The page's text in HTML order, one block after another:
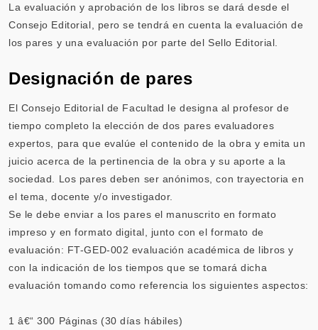
La evaluación y aprobación de los libros se dará desde el
Consejo Editorial, pero se tendrá en cuenta la evaluación de
los pares y una evaluación por parte del Sello Editorial.
Designación de pares
El Consejo Editorial de Facultad le designa al profesor de
tiempo completo la elección de dos pares evaluadores
expertos, para que evalúe el contenido de la obra y emita un
juicio acerca de la pertinencia de la obra y su aporte a la
sociedad. Los pares deben ser anónimos, con trayectoria en
el tema, docente y/o investigador.
Se le debe enviar a los pares el manuscrito en formato
impreso y en formato digital, junto con el formato de
evaluación: FT-GED-002 evaluación académica de libros y
con la indicación de los tiempos que se tomará dicha
evaluación tomando como referencia los siguientes aspectos:
1 â€“ 300 Páginas (30 días hábiles)